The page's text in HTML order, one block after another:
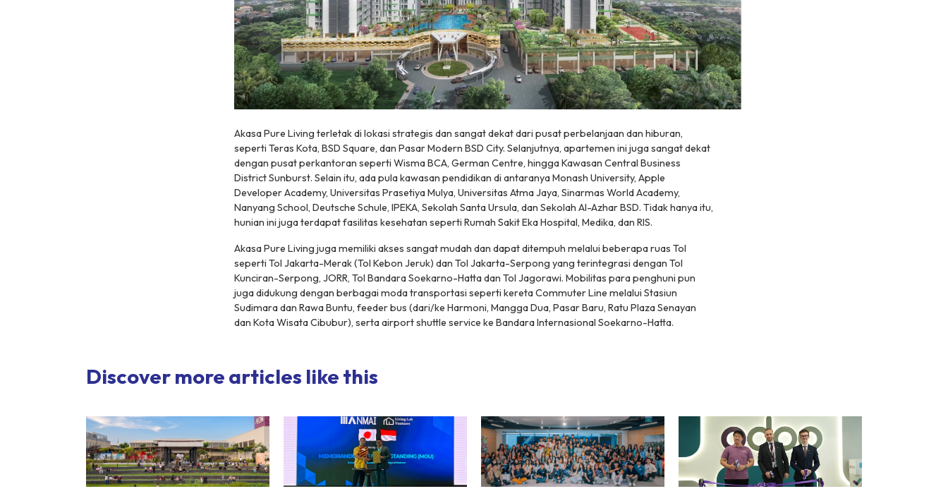
Akasa Pure Living terletak di lokasi strategis dan sangat dekat dari pusat perbelanjaan dan hiburan,
seperti Teras Kota, BSD Square, dan Pasar Modern BSD City. Selanjutnya, apartemen ini juga sangat dekat
dengan pusat perkantoran seperti Wisma BCA, German Centre, hingga Kawasan Central Business
District Sunburst. Selain itu, ada pula kawasan pendidikan di antaranya Monash University, Apple
Developer Academy, Universitas Prasetiya Mulya, Universitas Atma Jaya, Sinarmas World Academy,
Nanyang School, Deutsche Schule, IPEKA, Sekolah Santa Ursula, dan Sekolah Al-Azhar BSD. Tidak hanya itu,
hunian ini juga terdapat fasilitas kesehatan seperti Rumah Sakit Eka Hospital, Medika, dan RIS.
Akasa Pure Living juga memiliki akses sangat mudah dan dapat ditempuh melalui beberapa ruas Tol
seperti Tol Jakarta-Merak (Tol Kebon Jeruk) dan Tol Jakarta-Serpong yang terintegrasi dengan Tol
Kunciran-Serpong, JORR, Tol Bandara Soekarno-Hatta dan Tol Jagorawi. Mobilitas para penghuni pun
juga didukung dengan berbagai moda transportasi seperti kereta Commuter Line melalui Stasiun
Sudimara dan Rawa Buntu, feeder bus (dari/ke Harmoni, Mangga Dua, Pasar Baru, Ratu Plaza Senayan
dan Kota Wisata Cibubur), serta airport shuttle service ke Bandara Internasional Soekarno-Hatta.
Discover more articles like this